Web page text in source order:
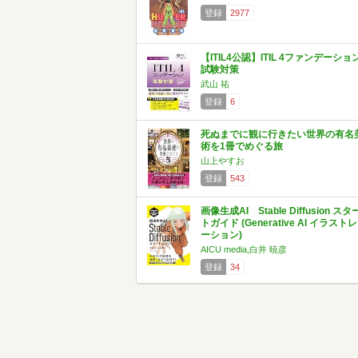
登録 2977
【ITIL4公認】ITIL 4ファンデーショ
試験対策
武山 祐
登録
6
死ぬまでに観に行きたい世界の有名
術を1冊でめぐる旅
山上やすお
登録
543
画像生成AI Stable Diffusion スタ
トガイド (Generative AI イラストレ
ーション)
AICU media,白井 暁彦
登録
34